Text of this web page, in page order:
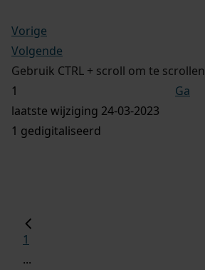
Vorige
Volgende
Gebruik CTRL + scroll om te scrollen
Ga
laatste wijziging 24-03-2023
1 gedigitaliseerd
1
...